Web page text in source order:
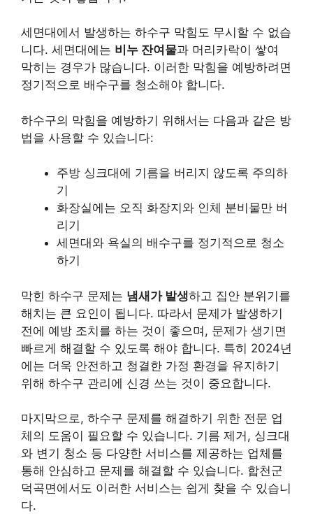
세면대에서 발생하는 하수구 막힘도 무시할 수 없습
니다. 세면대에는 비누 잔여물과 머리카락이 쌓여
막히는 경우가 많습니다. 이러한 막힘을 예방하려면
정기적으로 배수구를 청소해야 합니다.
하수구의 막힘을 예방하기 위해서는 다음과 같은 방
법을 사용할 수 있습니다:
주방 싱크대에 기름을 버리지 않도록 주의하
기
화장실에는 오직 화장지와 인체 분비물만 버
리기
세면대와 욕실의 배수구를 정기적으로 청소
하기
막힌 하수구 문제는 냄새가 발생하고 집안 분위기를
해치는 큰 요인이 됩니다. 따라서 문제가 발생하기
전에 예방 조치를 하는 것이 좋으며, 문제가 생기면
빠르게 해결할 수 있도록 해야 합니다. 특히 2024년
에는 더욱 안전하고 청결한 가정 환경을 유지하기
위해 하수구 관리에 신경 쓰는 것이 중요합니다.
마지막으로, 하수구 문제를 해결하기 위한 전문 업
체의 도움이 필요할 수 있습니다. 기름 제거, 싱크대
와 변기 청소 등 다양한 서비스를 제공하는 업체를
통해 안심하고 문제를 해결할 수 있습니다. 합천군
덕곡면에서도 이러한 서비스는 쉽게 찾을 수 있습니
다.